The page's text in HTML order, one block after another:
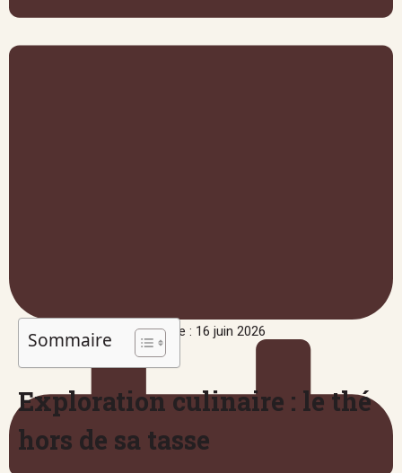
Publié le : 16 juin 2026
Sommaire
Exploration culinaire : le thé
hors de sa tasse